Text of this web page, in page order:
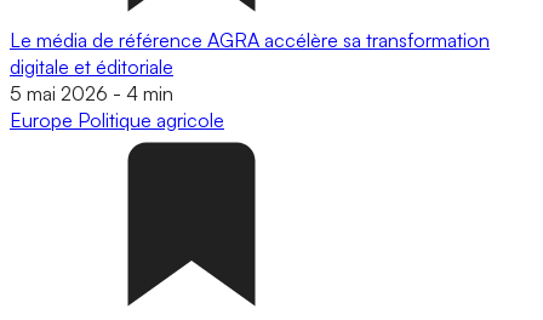
Le média de référence AGRA accélère sa transformation
digitale et éditoriale
5 mai 2026 - 4 min
Europe Politique agricole